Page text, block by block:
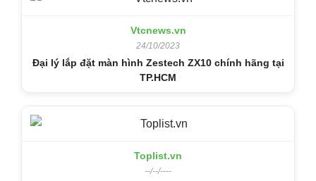
Vtcnews.vn
24/10/2023
Đại lý lắp đặt màn hình Zestech ZX10 chính hãng tại
TP.HCM
Toplist.vn
--/--/----